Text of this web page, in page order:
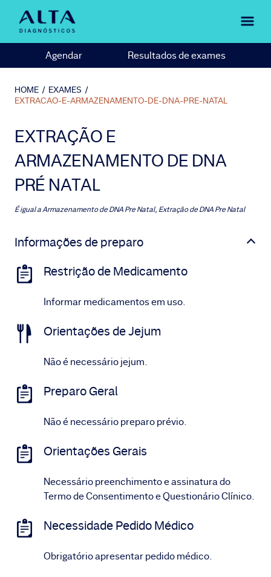
Agendar Resultados de exames
HOME / EXAMES /
EXTRACAO-E-ARMAZENAMENTO-DE-DNA-PRE-NATAL
EXTRAÇÃO E
ARMAZENAMENTO DE DNA
PRÉ NATAL
É igual aArmazenamento de DNA Pre Natal, Extração de DNA Pre Natal
Informações de preparo
Restrição de Medicamento
Informar medicamentos em uso.
Orientações de Jejum
Não é necessário jejum.
Preparo Geral
Não é necessário preparo prévio.
Orientações Gerais
Necessário preenchimento e assinatura do
Termo de Consentimento e Questionário Clínico.
Necessidade Pedido Médico
Obrigatório apresentar pedido médico.